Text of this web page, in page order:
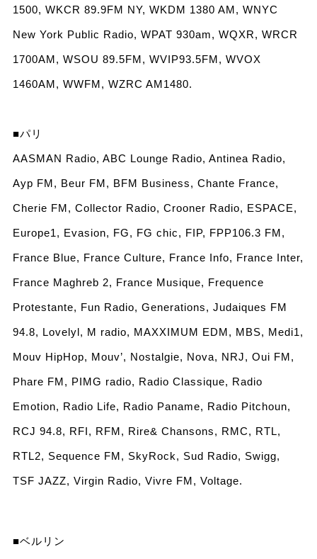
1500, WKCR 89.9FM NY, WKDM 1380 AM, WNYC
New York Public Radio, WPAT 930am, WQXR, WRCR
1700AM, WSOU 89.5FM, WVIP93.5FM, WVOX
1460AM, WWFM, WZRC AM1480.
■パリ
AASMAN Radio, ABC Lounge Radio, Antinea Radio,
Ayp FM, Beur FM, BFM Business, Chante France,
Cherie FM, Collector Radio, Crooner Radio, ESPACE,
Europe1, Evasion, FG, FG chic, FIP, FPP106.3 FM,
France Blue, France Culture, France Info, France Inter,
France Maghreb 2, France Musique, Frequence
Protestante, Fun Radio, Generations, Judaiques FM
94.8, Lovelyl, M radio, MAXXIMUM EDM, MBS, Medi1,
Mouv HipHop, Mouv’, Nostalgie, Nova, NRJ, Oui FM,
Phare FM, PIMG radio, Radio Classique, Radio
Emotion, Radio Life, Radio Paname, Radio Pitchoun,
RCJ 94.8, RFI, RFM, Rire& Chansons, RMC, RTL,
RTL2, Sequence FM, SkyRock, Sud Radio, Swigg,
TSF JAZZ, Virgin Radio, Vivre FM, Voltage.
■ベルリン